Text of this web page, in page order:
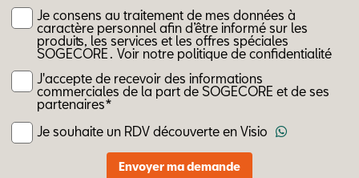
Je consens au traitement de mes données à
caractère personnel afin d’être informé sur les
produits, les services et les offres spéciales
SOGECORE . Voir notre politique de confidentialité
J'accepte de recevoir des informations
commerciales de la part de SOGECORE et de ses
partenaires*
Je souhaite un RDV découverte en Visio